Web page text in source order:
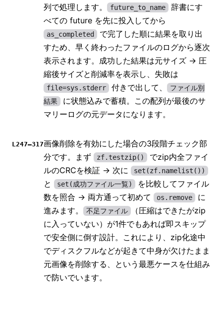
列で処理します。
future_to_name
辞書にす
べての future を先に投入してから
as_completed
で完了した順に結果を取り出
すため、早く終わったファイルのログから逐次
表示されます。成功した結果は元サイズ → 圧
縮後サイズと削減率を表示し、失敗は
file=sys.stderr 付きで出して、
ファイル別
結果
に状態込みで蓄積。この配列が最後のサ
マリーログの元データになります。
L247–317画像削除を有効にした場合の3段階チェック部
分です。まず
zf.testzip()
でzip内全ファイ
ルのCRCを検証 → 次に
set(zf.namelist())
と set(成功ファイル一覧)
を比較してファイル
数を照合 → 両方通って初めて
os.remove
に
進みます。
不足ファイル
（圧縮はできたがzip
に入っていない）が1件でもあれば即スキップ
で安全側に倒す設計。これにより、zip化途中
でディスクフルなどが起きて中身が欠けたまま
元画像を削除する、という最悪ケースを仕組み
で防いでいます。